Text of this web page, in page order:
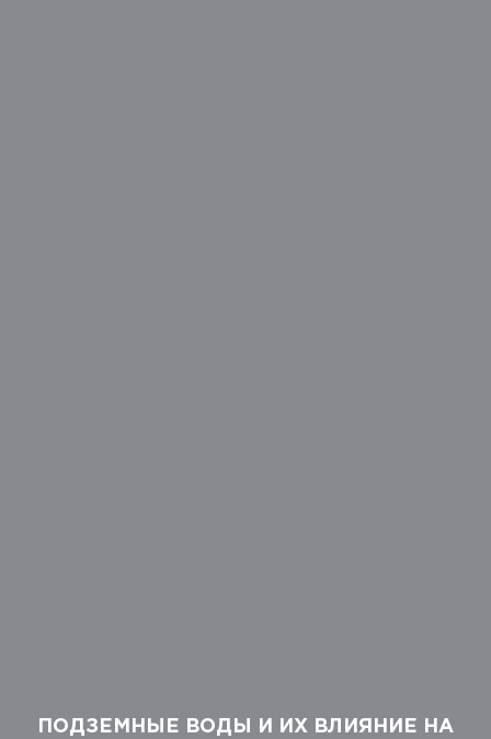
ПОДЗЕМНЫЕ ВОДЫ И ИХ ВЛИЯНИЕ НА